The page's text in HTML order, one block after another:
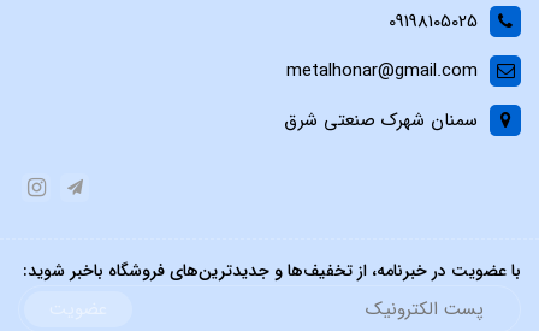
09198105025
metalhonar@gmail.com
سمنان شهرک صنعتی شرق
با عضویت در خبرنامه، از تخفیف‌ها و جدیدترین‌های فروشگاه باخبر شوید: